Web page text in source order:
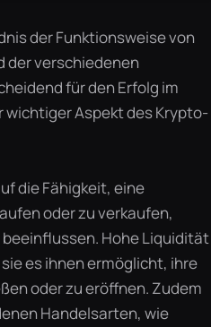
der Funktionsweise von
der verschiedenen
für den Erfolg im
wichtiger Aspekt des Krypto-
die Fähigkeit, eine
oder zu verkaufen,
Hohe Liquidität
es ihnen ermöglicht, ihre
oder zu eröffnen. Zudem
Handelsarten, wie